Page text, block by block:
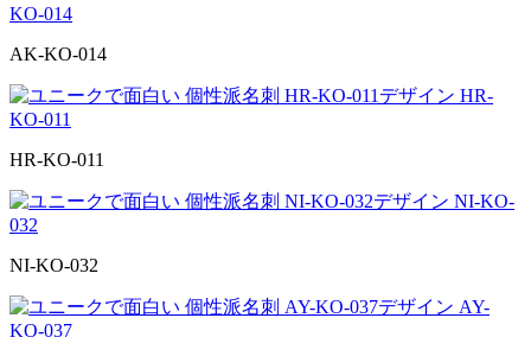
AK-KO-014
HR-KO-011
NI-KO-032